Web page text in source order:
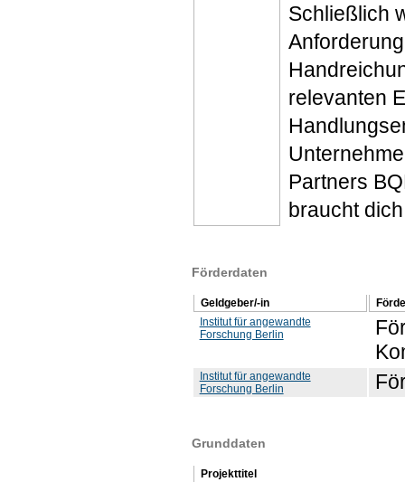
Schließlich
relevanten
Partners
braucht
Förderdaten
Geldgeber/-in
Institut für angewandte
Forschung Berlin
Institut für angewandte
Forschung Berlin
Grunddaten
Projekttitel